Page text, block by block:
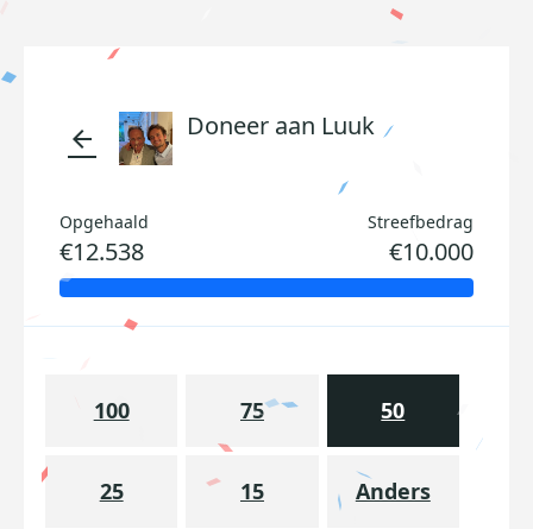
arrow_back Doneer aan Luuk
Opgehaald
€12.538
Streefbedrag
€10.000
100 75 50
25 15 Anders